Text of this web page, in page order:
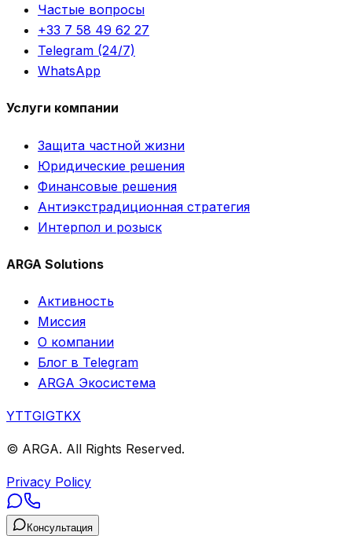
Частые вопросы
+33 7 58 49 62 27
Telegram (24/7)
WhatsApp
Услуги компании
Защита частной жизни
Юридические решения
Финансовые решения
Антиэкстрадиционная стратегия
Интерпол и розыск
ARGA Solutions
Активность
Миссия
О компании
Блог в Telegram
ARGA Экосистема
YTTGIGTKX
© ARGA. All Rights Reserved.
Privacy Policy
Консультация